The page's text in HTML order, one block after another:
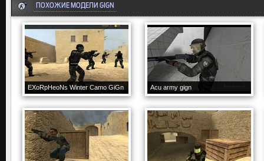
ПОХОЖИЕ МОДЕЛИ GIGN
EXoRpHeoNs Winter Camo GiGn Acu army gign